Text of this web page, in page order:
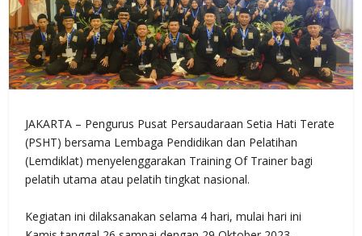
JAKARTA – Pengurus Pusat Persaudaraan Setia Hati Terate
(PSHT) bersama Lembaga Pendidikan dan Pelatihan
(Lemdiklat) menyelenggarakan Training Of Trainer bagi
pelatih utama atau pelatih tingkat nasional.
Kegiatan ini dilaksanakan selama 4 hari, mulai hari ini